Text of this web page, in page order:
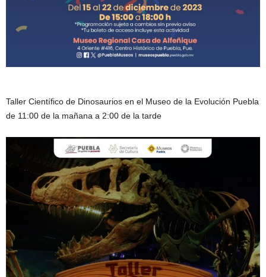
Taller Científico de Dinosaurios en el Museo de la Evolución Puebla
de 11:00 de la mañana a 2:00 de la tarde